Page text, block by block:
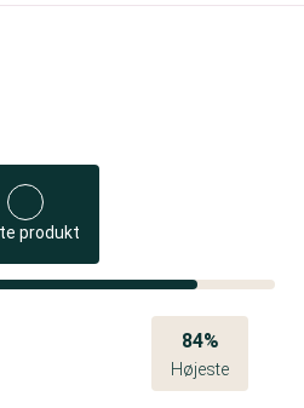
produkt
84%
Højeste